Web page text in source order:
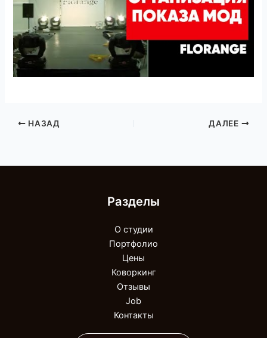
НАЗАД ДАЛЕЕ
Разделы
О студии
Портфолио
Цены
Коворкинг
Отзывы
Job
Контакты